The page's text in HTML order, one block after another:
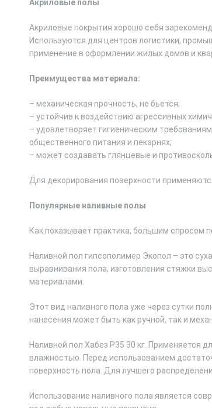
Акриловые полы
Акриловые покрытия хорошо себя
Используются для центров логистики,
применение в оформлении жилых домов и
Преимущества материала:
– механическая прочность, не бьется;
– устойчив к воздействию агрессивных
– удовлетворяет гигиеническим
общественного питания и пекарнях;
– может создавать глянцевые и
Для декорирования поверхности
Популярные наливные полы
Как показывает практика, большим спросом
Наливной пол гипсополимер Экопол – это
выравнивания пола, изготовления стяжки
материалами.
Этот вид наливного пола уже через сутки
нанесения может быть как ручной, так и
Наливной пол Хабез Р35 30 кг. Применяется
влажностью. Перед использованием
поверхность пола. Для лучшего
Использование наливного пола является